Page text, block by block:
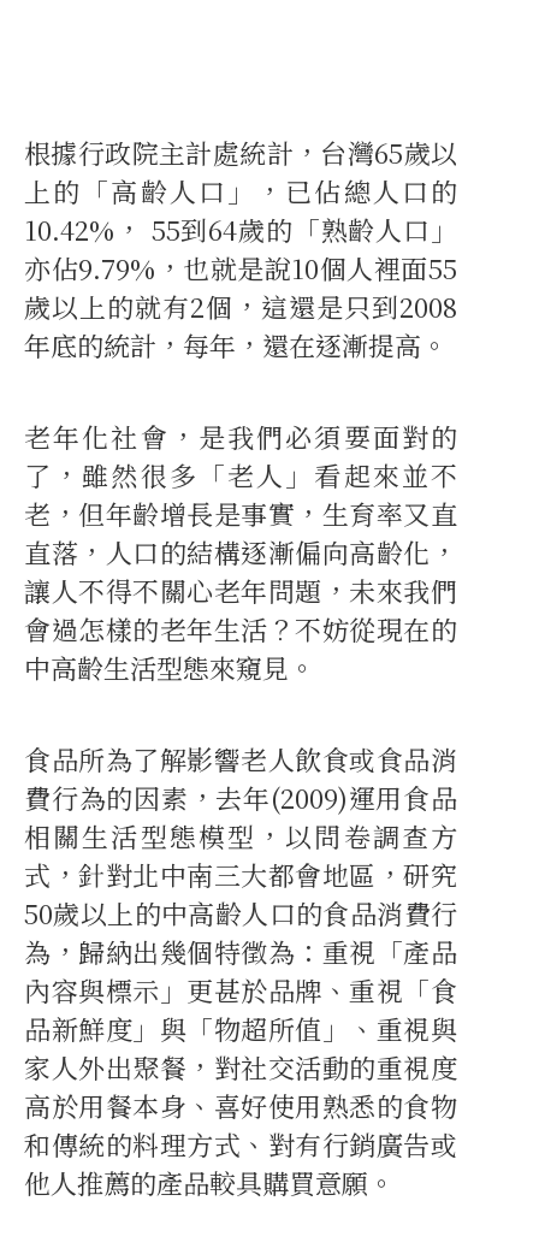
根據行政院主計處統計，台灣65歲以
上的「高齡人口」，已佔總人口的
10.42%， 55到64歲的「熟齡人口」
亦佔9.79%，也就是說10個人裡面55
歲以上的就有2個，這還是只到2008
年底的統計，每年，還在逐漸提高。
老年化社會，是我們必須要面對的
了，雖然很多「老人」看起來並不
老，但年齡增長是事實，生育率又直
直落，人口的結構逐漸偏向高齡化，
讓人不得不關心老年問題，未來我們
會過怎樣的老年生活？不妨從現在的
中高齡生活型態來窺見。
食品所為了解影響老人飲食或食品消
費行為的因素，去年(2009)運用食品
相關生活型態模型，以問卷調查方
式，針對北中南三大都會地區，研究
50歲以上的中高齡人口的食品消費行
為，歸納出幾個特徵為：重視「產品
內容與標示」更甚於品牌、重視「食
品新鮮度」與「物超所值」、重視與
家人外出聚餐，對社交活動的重視度
高於用餐本身、喜好使用熟悉的食物
和傳統的料理方式、對有行銷廣告或
他人推薦的產品較具購買意願。